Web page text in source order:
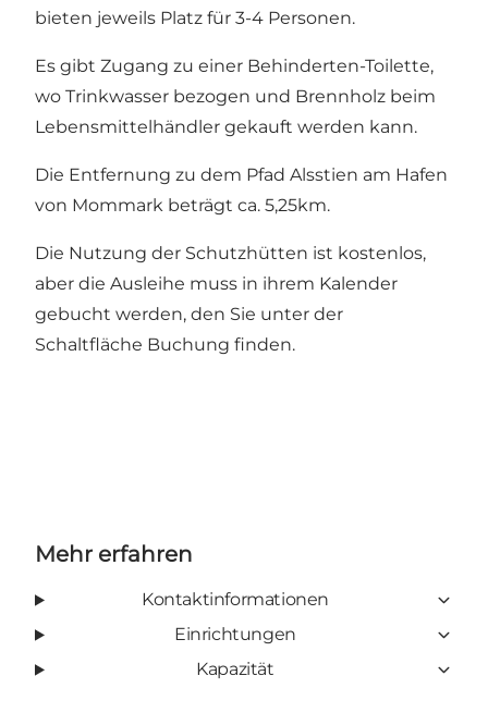
bieten jeweils Platz für 3-4 Personen.
Es gibt Zugang zu einer Behinderten-Toilette,
wo Trinkwasser bezogen und Brennholz beim
Lebensmittelhändler gekauft werden kann.
Die Entfernung zu dem Pfad Alsstien am Hafen
von Mommark beträgt ca. 5,25km.
Die Nutzung der Schutzhütten ist kostenlos,
aber die Ausleihe muss in ihrem Kalender
gebucht werden, den Sie unter der
Schaltfläche Buchung finden.
Mehr erfahren
Kontaktinformationen
Einrichtungen
Kapazität